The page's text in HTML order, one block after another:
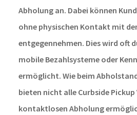
Abholung an. Dabei können
ohne physischen Kontakt mit
entgegennehmen. Dies wird oft
mobile Bezahlsysteme oder
ermöglicht. Wie beim
bieten nicht alle Curbside
kontaktlosen Abholung